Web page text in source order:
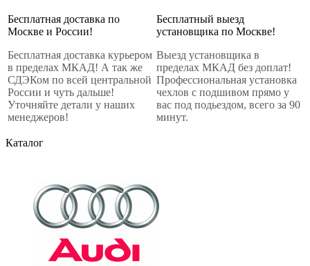
Бесплатная доставка по
Москве и России!
Бесплатная доставка курьером
в пределах МКАД! А так же
СДЭКом по всей центральной
России и чуть дальше!
Уточняйте детали у наших
менеджеров!
Бесплатный выезд
установщика по Москве!
Выезд установщика в
пределах МКАД без доплат!
Профессиональная установка
чехлов с подшивом прямо у
вас под подьездом, всего за 90
минут.
Каталог